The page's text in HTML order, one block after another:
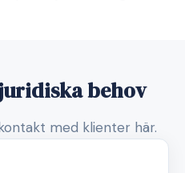
behov
med klienter här.